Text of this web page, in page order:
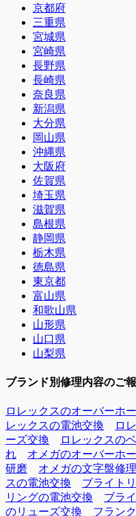
京都府
三重県
宮城県
宮崎県
長野県
長崎県
奈良県
新潟県
大分県
岡山県
沖縄県
大阪府
佐賀県
埼玉県
滋賀県
島根県
静岡県
栃木県
徳島県
東京都
富山県
和歌山県
山形県
山口県
山梨県
ブランド別修理内容のご報
ロレックスのオーバーホ
レックスの電池交換
ロ
ーズ交換
ロレックスの
れ
オメガのオーバーホ
研磨
オメガの文字盤修理
スの電池交換
ブライト
リングの電池交換
ブラ
のリューズ交換
フラン